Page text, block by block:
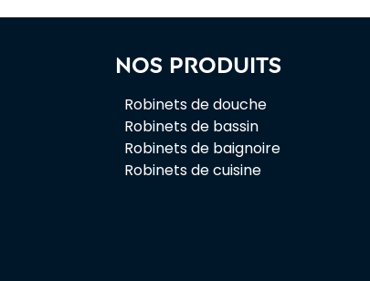
Nos produits
Robinets de douche
Robinets de bassin
Robinets de baignoire
Robinets de cuisine